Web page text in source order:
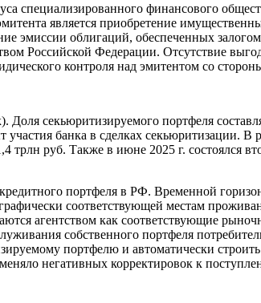
специализированного финансового
является приобретение
эмиссии облигаций, обеспеченных
Российской Федерации. Отсутствие
контроля над эмитентом со
секьюритизируемого портфеля
участия банка в сделках
руб. Также в июне 2025 г. состоялся
портфеля в РФ. Временной
соответствующей местам
агентством как соответствующие
собственного портфеля
портфелю и автоматически
негативных корректировок к